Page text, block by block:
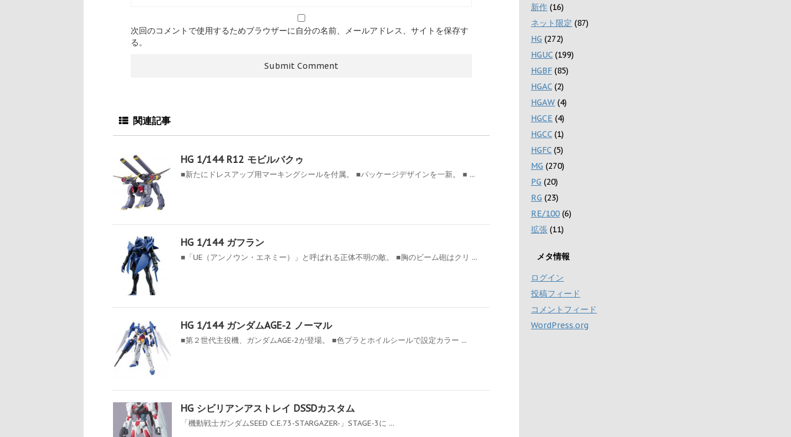
次回のコメントで使用するためブラウザーに自分の名前、メールアドレス、サイトを保存す
る。
関連記事
HG 1/144 R12 モビルバクゥ
■新たにドレスアップ用マーキングシールを付属。 ■パッケージデザインを一新。 ■ ...
HG 1/144 ガフラン
■「UE（アンノウン・エネミー）」と呼ばれる正体不明の敵。 ■胸のビーム砲はクリ ...
HG 1/144 ガンダムAGE-2 ノーマル
■第２世代主役機、ガンダムAGE-2が登場。 ■色プラとホイルシールで設定カラー ...
HG シビリアンアストレイ DSSDカスタム
「機動戦士ガンダムSEED C.E.73-STARGAZER-」STAGE-3に ...
新作 (16)
ネット限定 (87)
HG (272)
HGUC (199)
HGBF (85)
HGAC (2)
HGAW (4)
HGCE (4)
HGCC (1)
HGFC (5)
MG (270)
PG (20)
RG (23)
RE/100 (6)
拡張 (11)
メタ情報
ログイン
投稿フィード
コメントフィード
WordPress.org